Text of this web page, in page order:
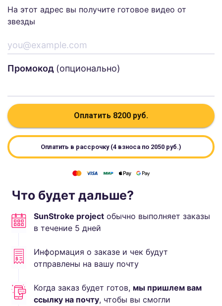
На этот адрес вы получите готовое видео от
звезды
Промокод (опционально)
Оплатить 8200 руб.
Оплатить в рассрочку (4 взноса по 2050 руб.)
Что будет дальше?
SunStroke project обычно выполняет заказы
в течение 5 дней
Информация о заказе и чек будут
отправлены на вашу почту
Когда заказ будет готов, мы пришлем вам
ссылку на почту, чтобы вы смогли